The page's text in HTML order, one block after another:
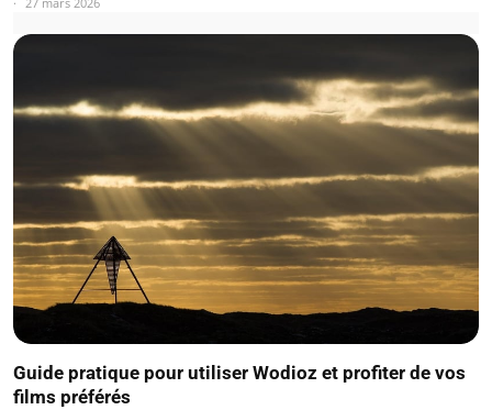
Guide pratique pour utiliser Wodioz et profiter de vos
films préférés